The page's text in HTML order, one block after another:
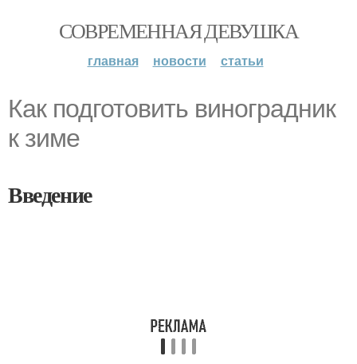
СОВРЕМЕННАЯ ДЕВУШКА
главная новости статьи
Как подготовить виноградник
к зиме
Введение